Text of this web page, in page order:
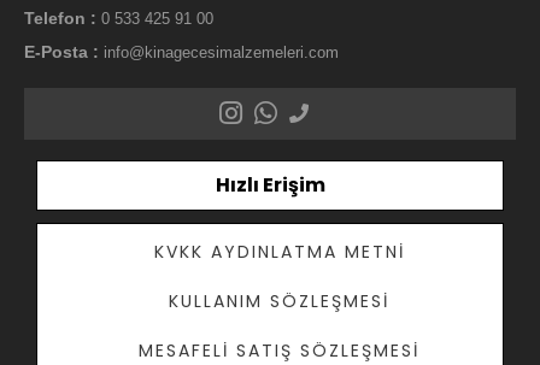
Telefon : 0 533 425 91 00
E-Posta : info@kinagecesimalzemeleri.com
Hızlı Erişim
KVKK AYDINLATMA METNI
KULLANIM SÖZLEŞMESI
MESAFELI SATIŞ SÖZLEŞMESI